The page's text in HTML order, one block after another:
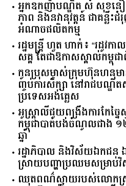
អ្នកឧកញ៉ាបណ្ឌិត សំ សុខន
ភាព និងនវានុវត្តន៍ ជាគន្លឹ
អំណាចផលិតកម្ម
រដ្ឋមន្ត្រី ហួត ហាក់៖ “រដូវក
សគ្គ តែជាឱកាសស្គាល់កម្ពុជា
កូនប្រុសម្ចាស់ក្រុមហ៊ុនហនុ
ញ្ចប់ការសិក្សា នៅរាជបណ្ឌិ
ប្រទេសអង់គ្លេស
អូស្ត្រាលី​ជួយ​ពង្រឹង​ការ​កែច្ន
កម្ពុជា​បាត់បង់​ចំណូល​ជាង​ ​១
ឆ្នាំ​
រដ្ឋាភិបាល​ ​និង​វិស័យ​ឯកជន
ស្រាយ​បញ្ហា​ប្រឈម​​សម្រាប់​
ឈុតពណ៌ស្វាយរបស់លោកស្រី